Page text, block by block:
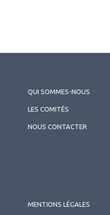
QUI SOMMES-NOUS
LES COMITÉS
NOUS CONTACTER
MENTIONS LÉGALES